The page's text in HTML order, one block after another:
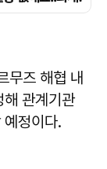
무즈 해협 내
해 관계기관
예정이다.